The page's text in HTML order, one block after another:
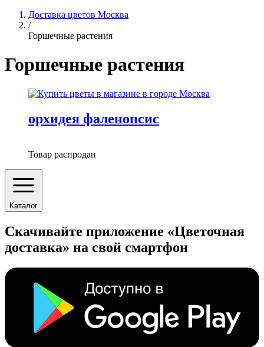
Доставка цветов Москва
/
Горшечные растения
Горшечные растения
орхидея фаленопсис
Товар распродан
Каталог
Скачивайте приложение «Цветочная
доставка» на свой смартфон